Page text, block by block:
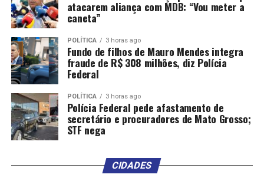
atacarem aliança com MDB: “Vou meter a
caneta”
POLÍTICA 3 horas ago
Fundo de filhos de Mauro Mendes integra
fraude de R$ 308 milhões, diz Polícia
Federal
POLÍTICA 3 horas ago
Polícia Federal pede afastamento de
secretário e procuradores de Mato Grosso;
STF nega
CIDADES